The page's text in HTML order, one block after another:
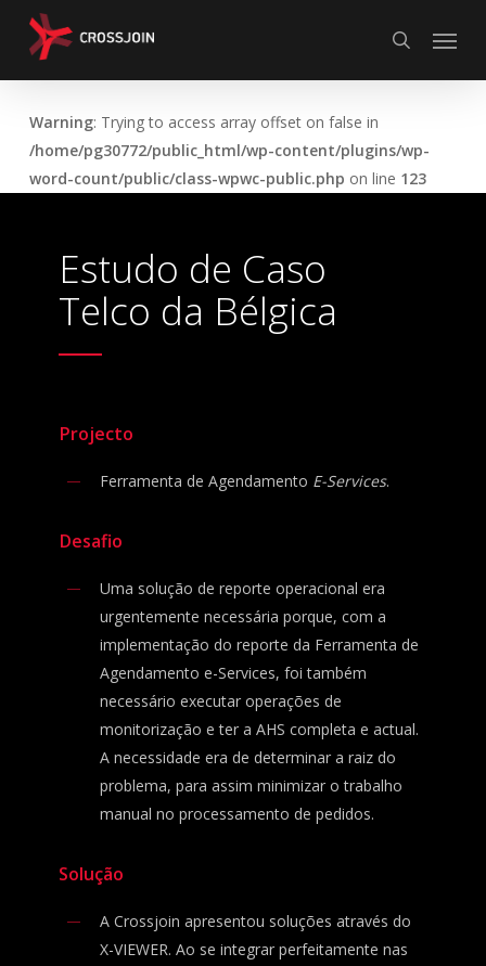
search
Menu
Warning: Trying to access array offset on false in
/home/pg30772/public_html/wp-content/plugins/wp-
word-count/public/class-wpwc-public.php on line 123
Estudo de Caso
Telco da Bélgica
Projecto
Ferramenta de Agendamento E-Services.
Desafio
Uma solução de reporte operacional era
urgentemente necessária porque, com a
implementação do reporte da Ferramenta de
Agendamento e-Services, foi também
necessário executar operações de
monitorização e ter a AHS completa e actual.
A necessidade era de determinar a raiz do
problema, para assim minimizar o trabalho
manual no processamento de pedidos.
Solução
A Crossjoin apresentou soluções através do
X-VIEWER. Ao se integrar perfeitamente nas